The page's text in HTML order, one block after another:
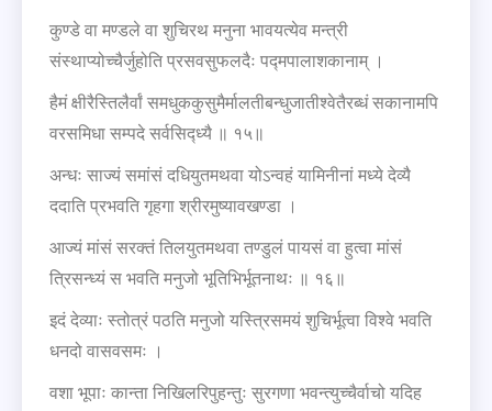
कुण्डे वा मण्डले वा शुचिरथ मनुना भावयत्येव मन्त्री
संस्थाप्योच्चैर्जुहोति प्रसवसुफलदैः पद्मपालाशकानाम् ।
हैमं क्षीरैस्तिलैर्वां समधुककुसुमैर्मालतीबन्धुजातीश्वेतैरब्धं सकानामपि
वरसमिधा सम्पदे सर्वसिद्ध्यै ॥ १५॥
अन्धः साज्यं समांसं दधियुतमथवा योऽन्वहं यामिनीनां मध्ये देव्यै
ददाति प्रभवति गृहगा श्रीरमुष्यावखण्डा ।
आज्यं मांसं सरक्तं तिलयुतमथवा तण्डुलं पायसं वा हुत्वा मांसं
त्रिसन्ध्यं स भवति मनुजो भूतिभिर्भूतनाथः ॥ १६॥
इदं देव्याः स्तोत्रं पठति मनुजो यस्त्रिसमयं शुचिर्भूत्वा विश्वे भवति
धनदो वासवसमः ।
वशा भूपाः कान्ता निखिलरिपुहन्तुः सुरगणा भवन्त्युच्चैर्वाचो यदिह